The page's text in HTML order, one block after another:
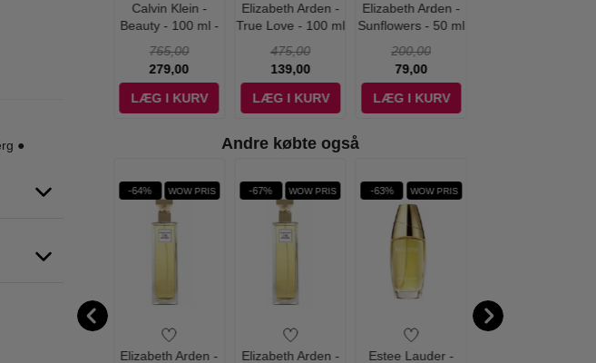
●
Calvin Klein -
Beauty - 100 ml -
765,00
279,00
LÆG I KURV
Elizabeth Arden -
True Love - 100 ml
475,00
139,00
LÆG I KURV
Elizabeth Arden -
Sunflowers - 50 ml
200,00
79,00
LÆG I KURV
Andre købte også
WOW PRIS -64% WOW PRIS
Elizabeth Arden -
-67% WOW PRIS
Elizabeth Arden -
-63% WOW PRIS
Estee Lauder -